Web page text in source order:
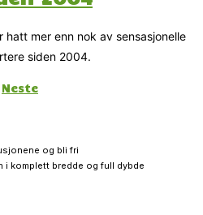
hatt mer enn nok av sensasjonelle
siden 2004.
Neste
og bli fri
i komplett bredde og full dybde